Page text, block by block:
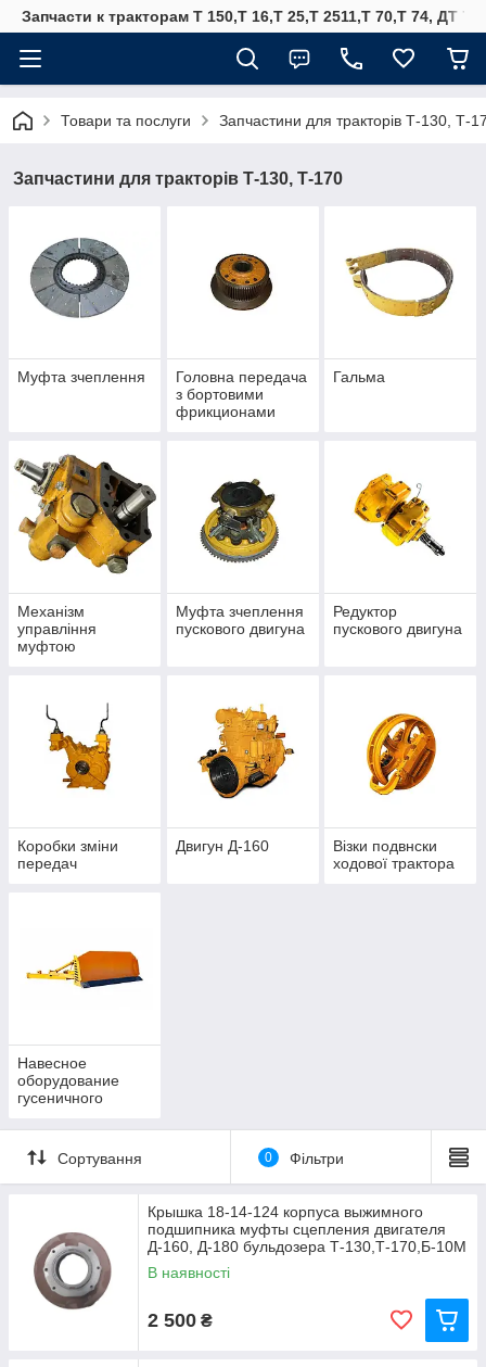
Запчасти к тракторам Т 150,Т 16,Т 25,Т 2511,Т 70,Т 74, ДТ
Товари та послуги Запчастини для тракторів Т-130, Т-
Запчастини для тракторів Т-130, Т-170
Муфта зчеплення
Головна передача
з бортовими
фрикционами
Гальма
Механізм
управління
муфтою
Муфта зчеплення
пускового двигуна
Редуктор
пускового двигуна
Коробки зміни
передач
Двигун Д-160
Візки подвнски
ходової трактора
Навесное
оборудование
гусеничного
Т130,Т-170,Б-10М
Сортування
0 Фільтри
Крышка 18-14-124 корпуса выжимного
подшипника муфты сцепления двигателя
Д-160, Д-180 бульдозера Т-130,Т-170,Б-10М
В наявності
2 500 ₴